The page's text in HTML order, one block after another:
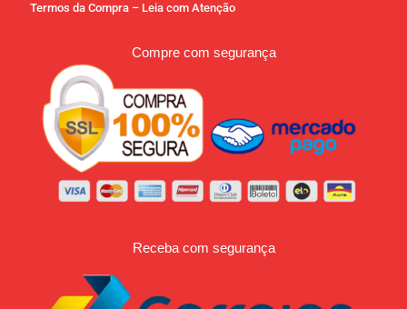
Termos da Compra – Leia com Atenção
Compre com segurança
Receba com segurança